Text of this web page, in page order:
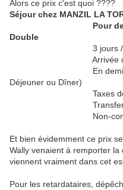
Alors ce prix c'est quoi ????
Séjour chez MANZIL LA
Pour
Double
3 jours / 2
Arrivée du
En demi-pension
Déjeuner ou Dîner)
Taxes de
Transferts
Non-compris :
Et bien évidemment ce prix
Wally venaient à remporter
viennent vraiment dans cet
Pour les retardataires,